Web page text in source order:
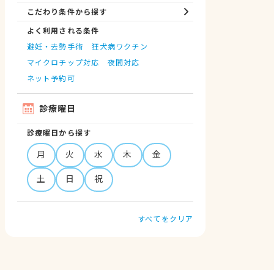
こだわり条件から探す
よく利用される条件
避妊・去勢手術
狂犬病ワクチン
マイクロチップ対応
夜間対応
ネット予約可
診療曜日
診療曜日から探す
月 火 水 木
金
土
日 祝
すべてをクリア